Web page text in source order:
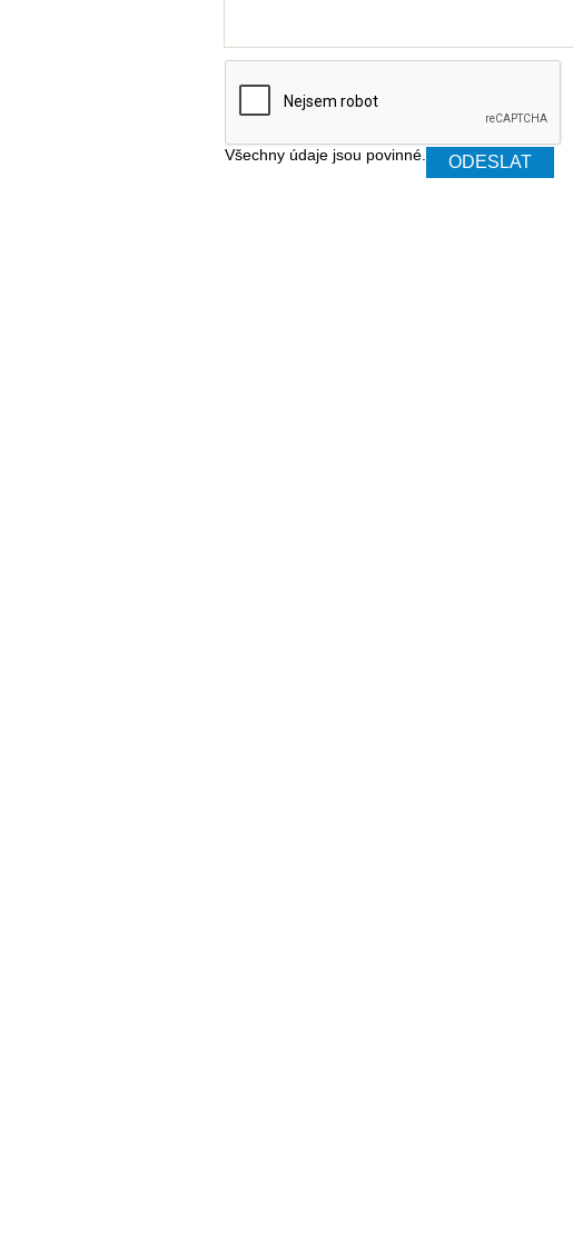
Všechny údaje jsou povinné.